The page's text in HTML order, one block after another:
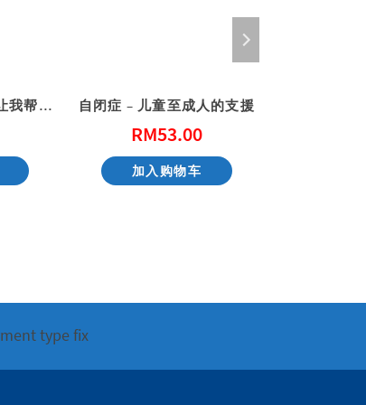
文具精灵国3: 请你让我帮帮忙 (港版) 自闭症 – 儿童至成人的支援
RM53.00
加入购物车